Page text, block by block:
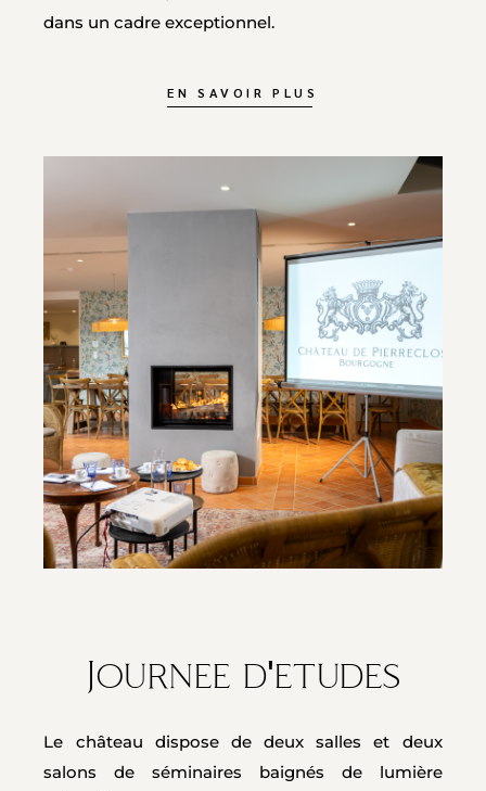
dans un cadre exceptionnel.
EN SAVOIR PLUS
Journee d'etudes
Le château dispose de deux salles et deux
salons de séminaires baignés de lumière